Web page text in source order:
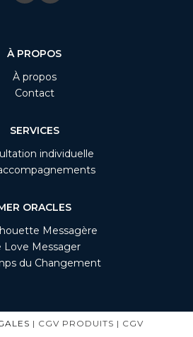
À PROPOS
À propos
Contact
SERVICES
individuelle
ORACLES
Messagère
Love Messager
du Changement
| CGV PRODUITS | CGV